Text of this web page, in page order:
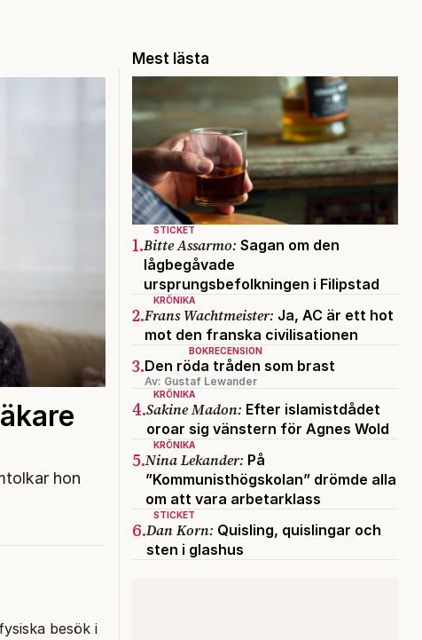
hon
besök i
Mest lästa
STICKET
1.Bitte Assarmo: Sagan om den
lågbegåvade
ursprungsbefolkningen i Filipstad
KRÖNIKA
2.Frans Wachtmeister: Ja, AC är ett hot
mot den franska civilisationen
BOKRECENSION
3.Den röda tråden som brast
Av: Gustaf Lewander
KRÖNIKA
4.Sakine Madon: Efter islamistdådet
oroar sig vänstern för Agnes Wold
KRÖNIKA
5.Nina Lekander: På
”Kommunisthögskolan” drömde alla
om att vara arbetarklass
STICKET
6.Dan Korn: Quisling, quislingar och
sten i glashus